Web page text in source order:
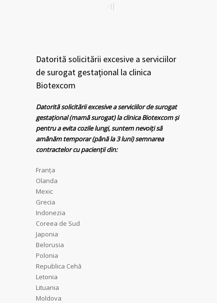
Datorită solicitării excesive a serviciilor
de surogat gestațional la clinica
Biotexcom
Datorită solicitării excesive a serviciilor de surogat
gestațional (mamă surogat) la clinica Biotexcom și
pentru a evita cozile lungi, suntem nevoiți să
amânăm temporar (până la 3 luni) semnarea
contractelor cu pacienții din:
Franţa
Olanda
Mexic
Grecia
Indonezia
Coreea de Sud
Japonia
Belorusia
Polonia
Republica Cehă
Letonia
Lituania
Moldova